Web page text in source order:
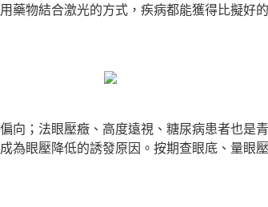
物結合激光的方式，疾病都能獲得比擬好
；法眼壓癥、高度遠視、糖尿病患者也是
為眼壓降低的誘發原因。按期查眼底、量眼